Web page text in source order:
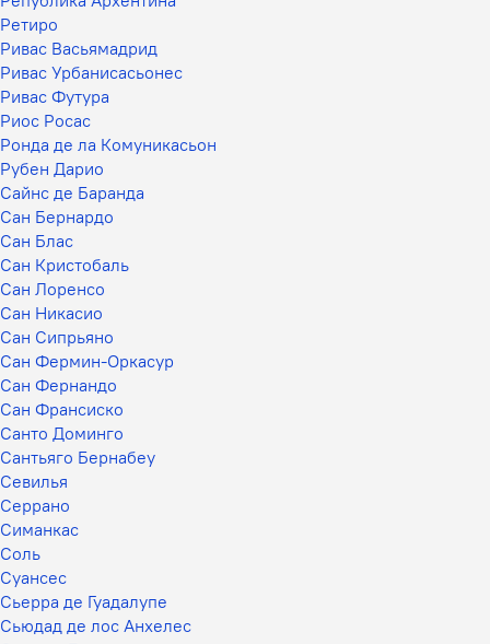
Ретиро
Ривас Васьямадрид
Ривас Урбанисасьонес
Ривас Футура
Риос Росас
Ронда де ла Комуникасьон
Рубен Дарио
Сайнс де Баранда
Сан Бернардо
Сан Блас
Сан Кристобаль
Сан Лоренсо
Сан Никасио
Сан Сипрьяно
Сан Фермин-Оркасур
Сан Фернандо
Сан Франсиско
Санто Доминго
Сантьяго Бернабеу
Севилья
Серрано
Симанкас
Соль
Суансес
Сьерра де Гуадалупе
Сьюдад де лос Анхелес